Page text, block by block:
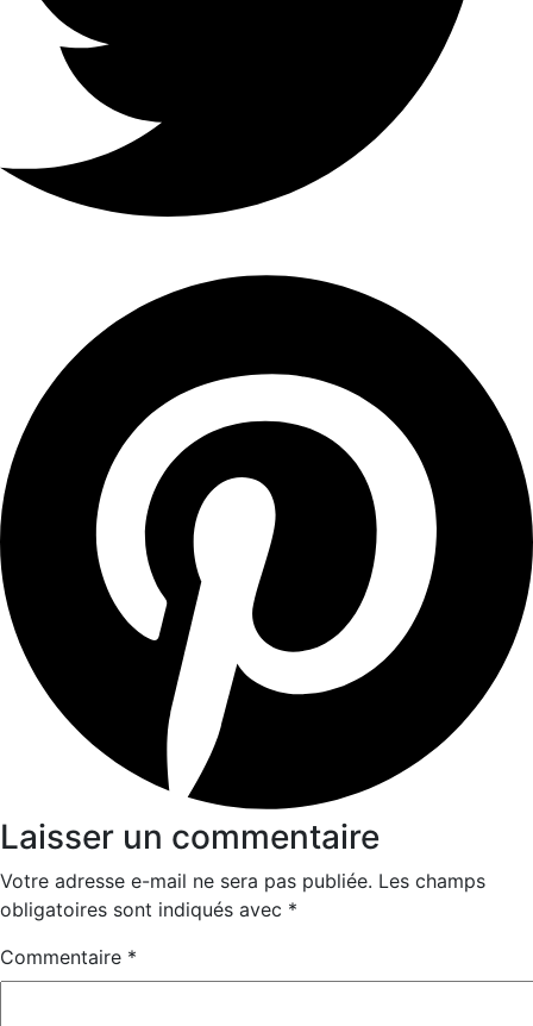
Laisser un commentaire
Votre adresse e-mail ne sera pas publiée. Les champs
obligatoires sont indiqués avec *
Commentaire *